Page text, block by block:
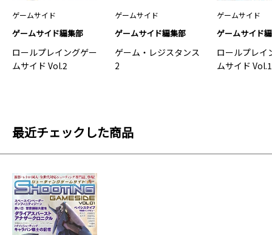
ゲームサイド
ゲームサイド編集部
ロールプレイングゲー
ムサイド Vol.2
ゲームサイド
ゲームサイド編集部
ゲーム・レジスタンス
2
ゲームサイド
ゲームサイド
ロールプレイ
ムサイド Vol.1
最近チェックした商品